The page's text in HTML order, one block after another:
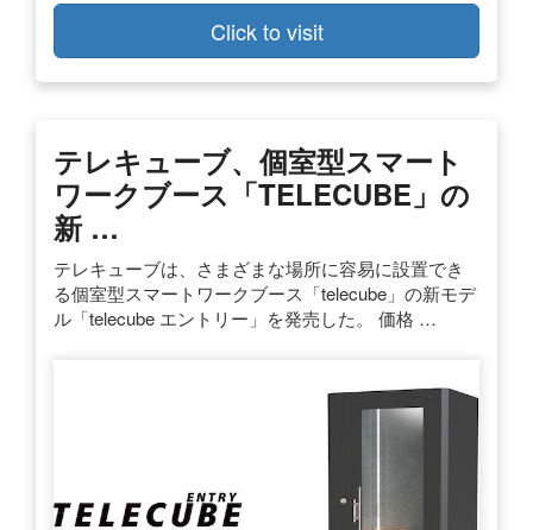
Click to visit
テレキューブ、個室型スマート
ワークブース「TELECUBE」の
新 …
テレキューブは、さまざまな場所に容易に設置でき
る個室型スマートワークブース「telecube」の新モデ
ル「telecube エントリー」を発売した。 価格 …